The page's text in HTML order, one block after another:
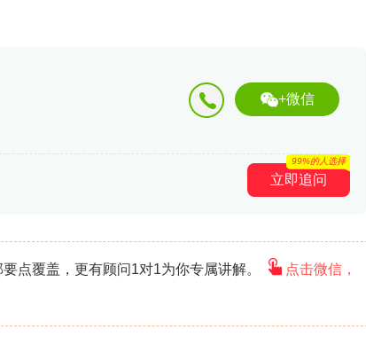
+微信
立即追问
99%的人选择
点覆盖，更有顾问1对1为你专属讲解。
点击微信，